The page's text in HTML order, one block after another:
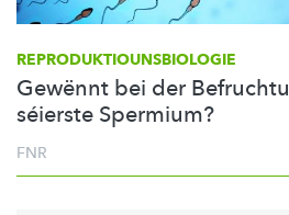
REPRODUKTIOUNSBIOLOGIE
Gewënnt bei der
séierste Spermium?
FNR